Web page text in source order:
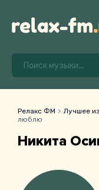
Релакс ФМ Лучшее
люблю
Никита